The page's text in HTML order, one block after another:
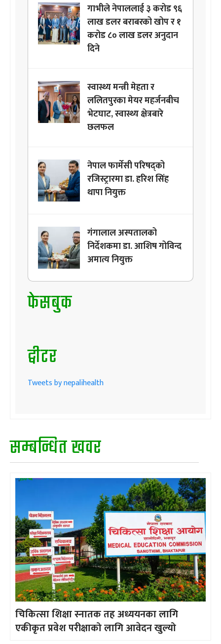
गाभीले नेपाललाई ३ करोड ९६
लाख डलर बराबरको खोप र १
करोड ८० लाख डलर अनुदान
दिने
स्वास्थ्य मन्त्री मेहता र
ललितपुरका मेयर महर्जनबीच
भेटघाट, स्वास्थ्य क्षेत्रबारे
छलफल
नेपाल फार्मेसी परिषद्को
रजिस्ट्रारमा डा. हरिश सिंह
थापा नियुक्त
गंगालाल अस्पतालको
निर्देशकमा डा. आशिष गोविन्द
अमात्य नियुक्त
फेसबुक
ट्वीटर
Tweets by nepalihealth
सम्बन्धित खवर
चिकित्सा शिक्षा स्नातक तह अध्ययनका लागि
एकीकृत प्रवेश परीक्षाको लागि आवेदन खुल्यो